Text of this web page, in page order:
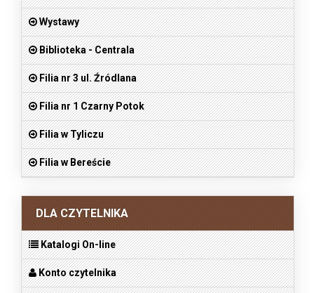
Wystawy
Biblioteka - Centrala
Filia nr 3 ul. Źródlana
Filia nr 1 Czarny Potok
Filia w Tyliczu
Filia w Bereście
DLA CZYTELNIKA
Katalogi On-line
Konto czytelnika